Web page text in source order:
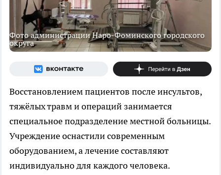
Фото администрации Наро-Фоминского городского
округа
Восстановлением пациентов после инсультов,
тяжёлых травм и операций занимается
специальное подразделение местной больницы.
Учреждение оснастили современным
оборудованием, а лечение составляют
индивидуально для каждого человека.